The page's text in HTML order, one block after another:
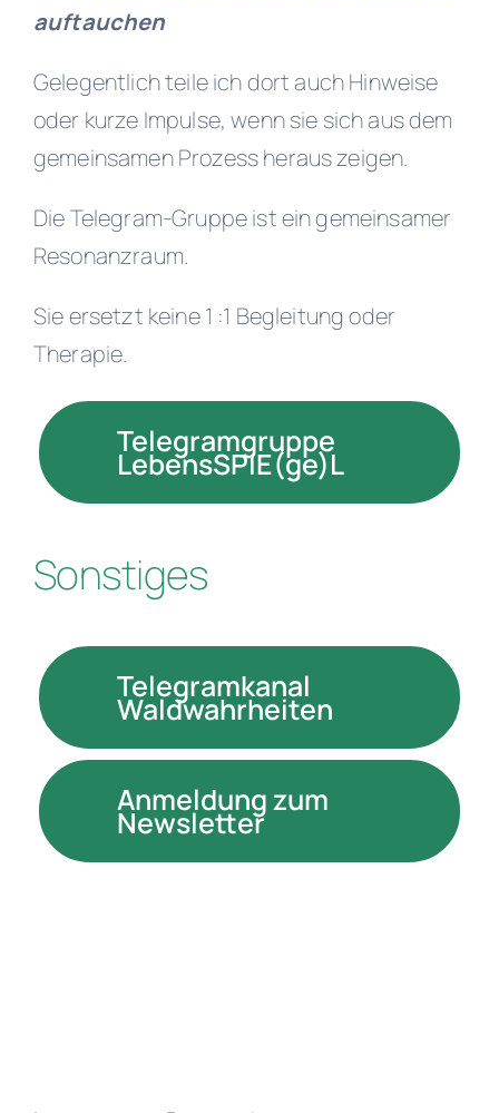
auftauchen
Gelegentlich teile ich dort auch Hinweise
oder kurze Impulse, wenn sie sich aus dem
gemeinsamen Prozess heraus zeigen.
Die Telegram-Gruppe ist ein gemeinsamer
Resonanzraum.
Sie ersetzt keine 1 :1 Begleitung oder
Therapie.
Telegramgruppe
LebensSPIE(ge)L
Sonstiges
Telegramkanal
Waldwahrheiten
Anmeldung zum
Newsletter